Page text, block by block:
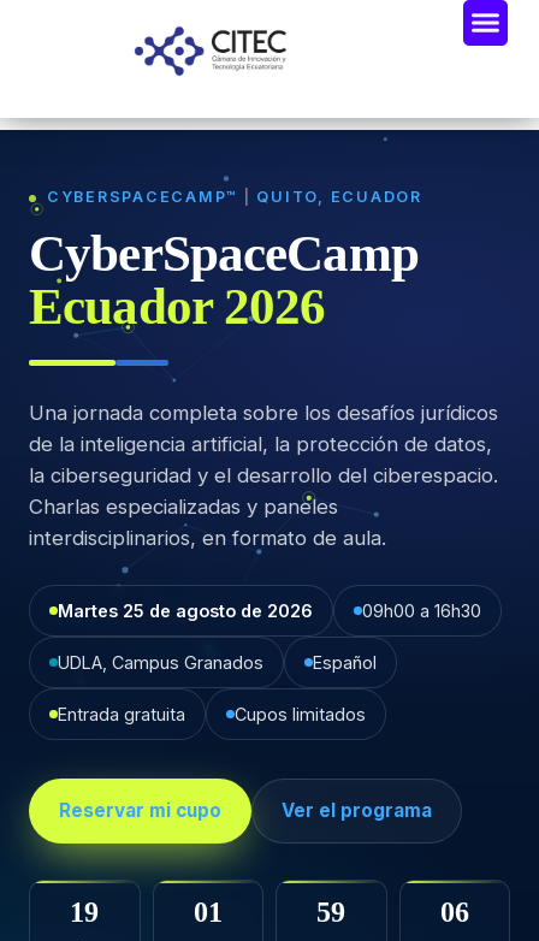
CYBERSPACECAMP™ QUITO, ECUADOR
CyberSpaceCamp
Ecuador 2026
Una jornada completa sobre los desafíos jurídicos
de la inteligencia artificial, la protección de datos,
la ciberseguridad y el desarrollo del ciberespacio.
Charlas especializadas y paneles
interdisciplinarios, en formato de aula.
Martes 25 de agosto de 2026 09h00 a 16h30
UDLA, Campus Granados Español
Entrada gratuita Cupos limitados
Reservar mi cupo Ver el programa
19 01 59 05